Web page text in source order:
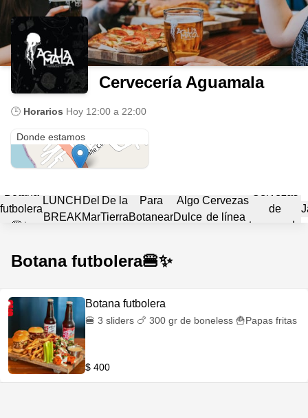
Cervecería Aguamala
🕒 Horarios Hoy 12:00 a 22:00
Donde estamos
futbolera
🍔✨️
LUNCH
BREAK
Del
Mar
De la
Tierra
Para
Botanear
Algo
Dulce
Cervezas
de línea
de
temporada
Botana futbolera🍔✨️
Botana futbolera
🍔 3 sliders 🍗 300 gr de boneless 🍟Papas fritas
$ 400